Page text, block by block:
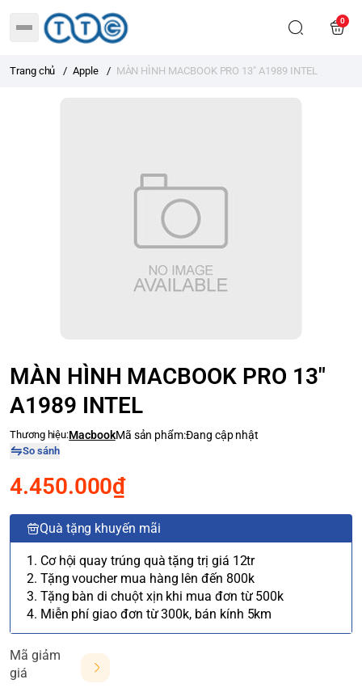
0
Trang chủ / Apple / MÀN HÌNH MACBOOK PRO 13" A1989 INTEL
MÀN HÌNH MACBOOK PRO 13"
A1989 INTEL
Thương hiệu:MacbookMã sản phẩm:Đang cập nhật
So sánh
4.450.000₫
Quà tặng khuyến mãi
1. Cơ hội quay trúng quà tặng trị giá 12tr
2. Tặng voucher mua hàng lên đến 800k
3. Tặng bàn di chuột xịn khi mua đơn từ 500k
4. Miễn phí giao đơn từ 300k, bán kính 5km
Mã giảm
giá